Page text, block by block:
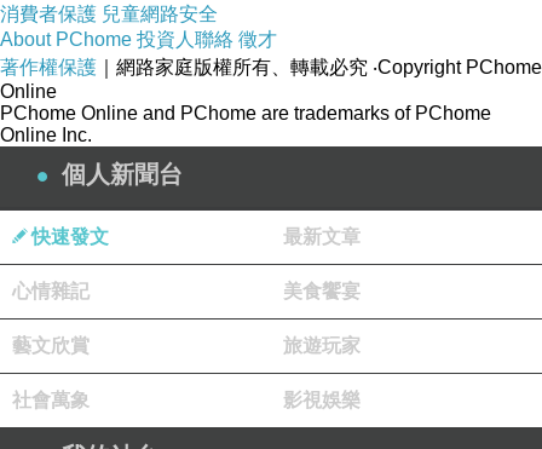
消費者保護 兒童網路安全
About PChome 投資人聯絡 徵才
著作權保護 ｜網路家庭版權所有、轉載必究 ‧Copyright PChome
Online
PChome Online and PChome are trademarks of PChome
Online Inc.
個人新聞台
快速發文 最新文章
心情雜記 美食饗宴
藝文欣賞 旅遊玩家
社會萬象 影視娛樂